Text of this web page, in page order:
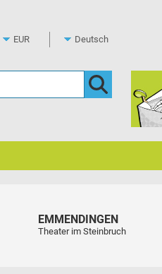
EMMENDINGEN
Theater im Steinbruch